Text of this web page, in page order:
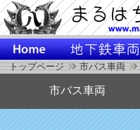
トップページ 市バス車両
市バス車両